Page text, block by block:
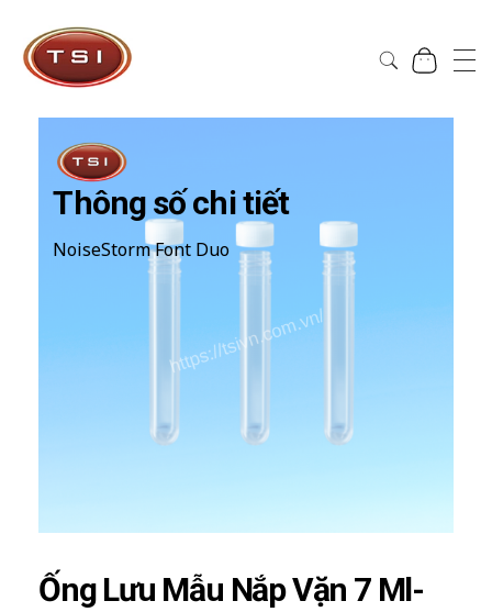
Ống Lưu Mẫu Nắp Vặn 7 Ml-